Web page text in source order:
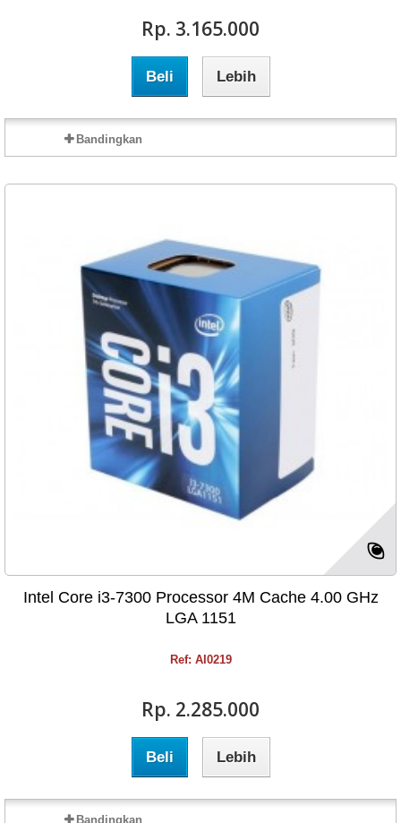
Rp‎. 3.165.000
Beli Lebih
Bandingkan
Intel Core i3-7300 Processor 4M Cache 4.00 GHz
LGA 1151
Ref: AI0219
Rp‎. 2.285.000
Beli Lebih
Bandingkan